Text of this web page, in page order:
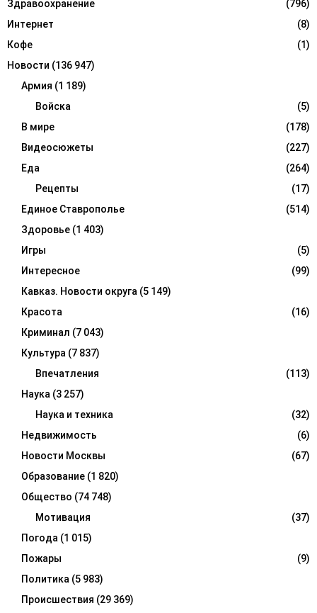
Здравоохранение
(796)
Интернет
(8)
Кофе
(1)
Новости (136 947)
Армия (1 189)
Войска
(5)
В мире
(178)
Видеосюжеты
(227)
Еда
(264)
Рецепты
(17)
Единое Ставрополье
(514)
Здоровье (1 403)
Игры
(5)
Интересное
(99)
Кавказ. Новости округа (5 149)
Красота
(16)
Криминал (7 043)
Культура (7 837)
Впечатления
(113)
Наука (3 257)
Наука и техника
(32)
Недвижимость
(6)
Новости Москвы
(67)
Образование (1 820)
Общество (74 748)
Мотивация
(37)
Погода (1 015)
Пожары
(9)
Политика (5 983)
Происшествия (29 369)